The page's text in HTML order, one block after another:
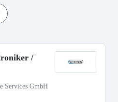
/
Services GmbH